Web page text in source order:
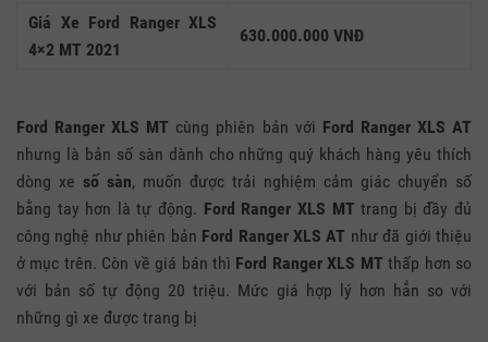
Giá Xe Ford Ranger XLS
4×2 MT 2021
630.000.000 VNĐ
Ford Ranger XLS MT cùng phiên bản với Ford Ranger XLS AT
nhưng là bản số sàn dành cho những quý khách hàng yêu thích
dòng xe số sàn, muốn được trải nghiệm cảm giác chuyển số
bằng tay hơn là tự động. Ford Ranger XLS MT trang bị đầy đủ
công nghệ như phiên bản Ford Ranger XLS AT như đã giới thiệu
ở mục trên. Còn về giá bán thì Ford Ranger XLS MT thấp hơn so
với bản số tự động 20 triệu. Mức giá hợp lý hơn hẳn so với
những gì xe được trang bị